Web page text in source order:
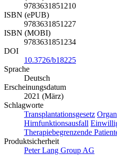
9783631851210
ISBN (ePUB)
9783631851227
ISBN (MOBI)
9783631851234
DOI
10.3726/b18225
Sprache
Deutsch
Erscheinungsdatum
2021 (März)
Schlagworte
Transplantationsgesetz
Hirnfunktionsausfall
Therapiebegrenzende
Produktsicherheit
Peter Lang Group AG